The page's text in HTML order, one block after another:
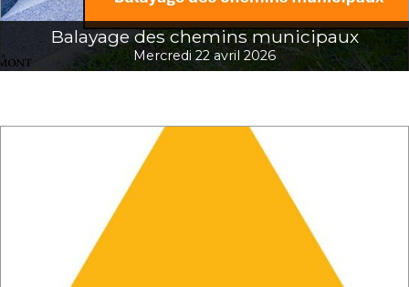
Balayage des chemins municipaux
Mercredi 22 avril 2026